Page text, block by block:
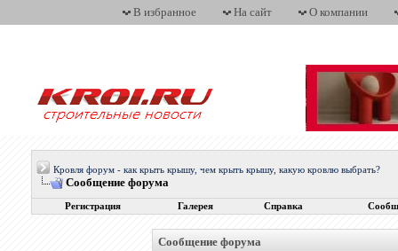
В избранное На сайт О компании
Кровля форум - как крыть крышу, чем крыть крышу, какую кровлю выбрать?
Сообщение форума
Регистрация Галерея Справка
Сообщение форума